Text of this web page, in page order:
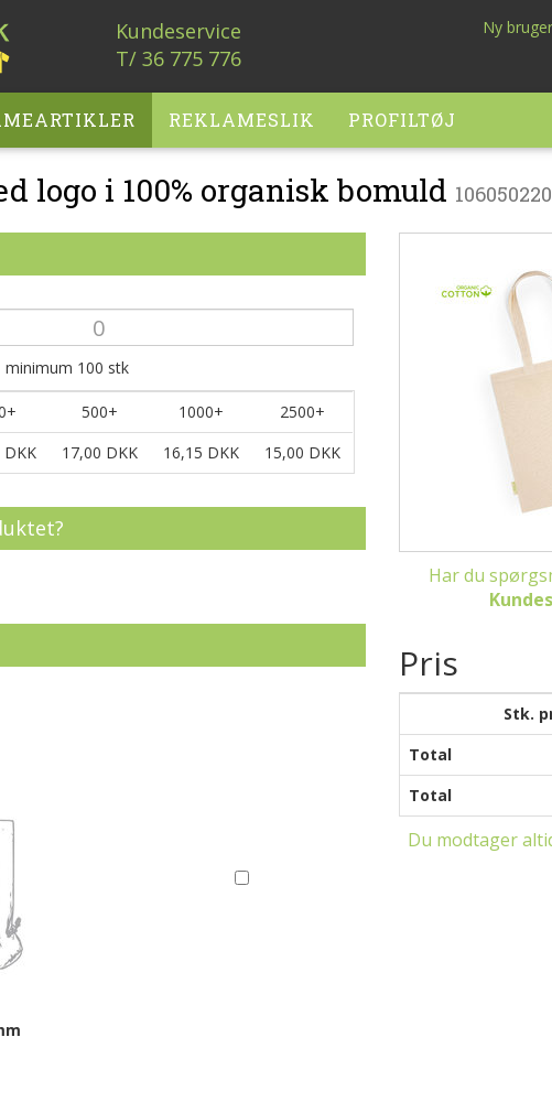
Kundeservice
T/ 36 775 776
Ny bruger
REKLAMESLIK PROFILTØJ
logo i 100% organisk bomuld
minimum 100 stk
500+ 1000+
2500+
DKK 17,00 DKK 16,15 DKK 15,00 DKK
Har du
Pris
Stk.
Total
Total
Du modtager